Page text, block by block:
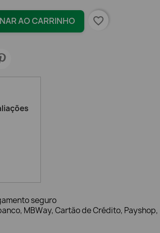
AO CARRINHO favorite_border
seguro
MBWay, Cartão de Crédito, Payshop,